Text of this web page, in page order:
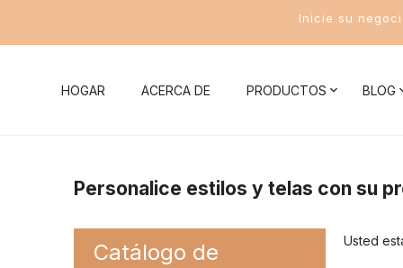
Inicie su
HOGAR ACERCA DE PRODUCTOS
Mujer traje de baño
Traje de baño de una pieza
BLOG
Noticias de la compañía
Personalice estilos y telas con su
Catálogo de
Usted